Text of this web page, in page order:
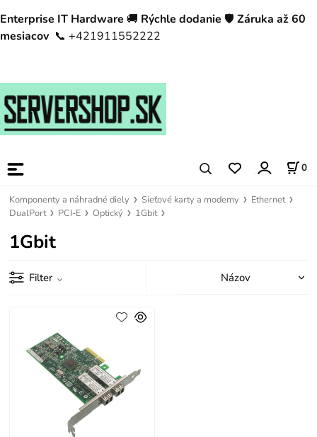
Enterprise IT Hardware 🚚 Rýchle dodanie 🛡️ Záruka až 60
mesiacov 📞 +421911552222
0
Komponenty a náhradné diely Sieťové karty a modemy
Ethernet
DualPort
PCI-E Optický 1Gbit
1Gbit
Filter